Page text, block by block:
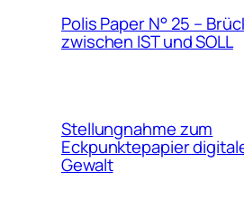
Polis Paper N° 25 –
zwischen IST und SOLL
Stellungnahme zum
Eckpunktepapier
Gewalt